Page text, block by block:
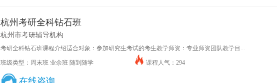
杭州考研全科钻石班
杭州市考研辅导机构
考研全科钻石班课程介绍适合对象：参加研究生考试的考生教学师资：专业师资团队教学目...
班级类型：周末班 业余班 随到随学 课程人气：294
在线咨询